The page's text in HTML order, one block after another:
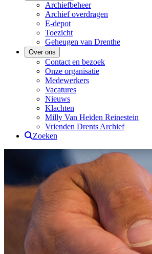
Archiefbeheer
Archief overdragen
E-depot
Toezicht
Geheugen van Drenthe
Over ons
Contact en bezoek
Onze organisatie
Medewerkers
Vacatures
Nieuws
Klachten
Milly Van Heiden Reinestein
Vrienden Drents Archief
Zoeken
Drents Archief